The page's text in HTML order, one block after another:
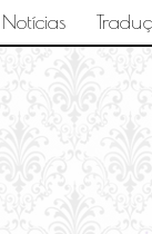
Notícias